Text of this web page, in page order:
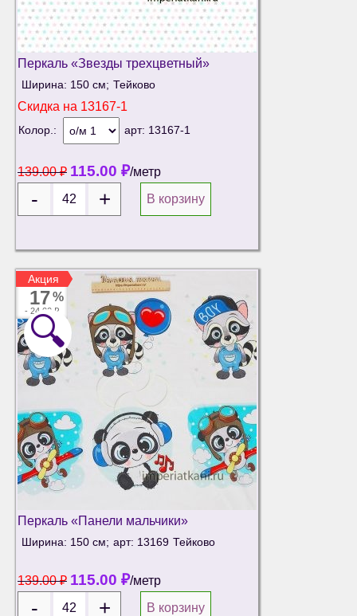
Перкаль «Звезды трехцветный»
Ширина: 150 см; Тейково
Скидка на 13167-1
Колор.: арт: 13167-1
139.00₽ 115.00 ₽/метр
В корзину
Акция
17%
- 24.00 ₽
Акция
🔍
Перкаль «Панели мальчики»
Ширина: 150 см; арт: 13169 Тейково
139.00₽ 115.00 ₽/метр
В корзину